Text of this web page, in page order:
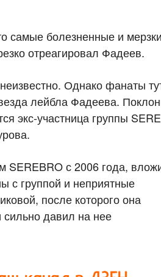
самые болезненные и
отреагировал Фадеев.
Однако фанаты
лейбла Фадеева.
экс-участница группы
SEREBRO с 2006 года,
с группой и неприятные
после которого она
давил на нее